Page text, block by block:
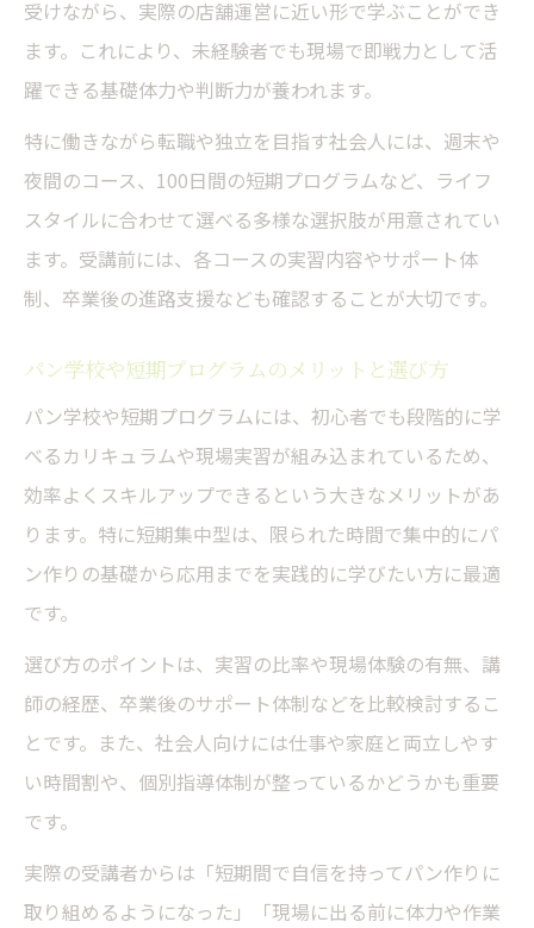
受けながら、実際の店舗運営に近い形で学ぶことができ
ます。これにより、未経験者でも現場で即戦力として活
躍できる基礎体力や判断力が養われます。
特に働きながら転職や独立を目指す社会人には、週末や
夜間のコース、100日間の短期プログラムなど、ライフ
スタイルに合わせて選べる多様な選択肢が用意されてい
ます。受講前には、各コースの実習内容やサポート体
制、卒業後の進路支援なども確認することが大切です。
パン学校や短期プログラムのメリットと選び方
パン学校や短期プログラムには、初心者でも段階的に学
べるカリキュラムや現場実習が組み込まれているため、
効率よくスキルアップできるという大きなメリットがあ
ります。特に短期集中型は、限られた時間で集中的にパ
ン作りの基礎から応用までを実践的に学びたい方に最適
です。
選び方のポイントは、実習の比率や現場体験の有無、講
師の経歴、卒業後のサポート体制などを比較検討するこ
とです。また、社会人向けには仕事や家庭と両立しやす
い時間割や、個別指導体制が整っているかどうかも重要
です。
実際の受講者からは「短期間で自信を持ってパン作りに
取り組めるようになった」「現場に出る前に体力や作業